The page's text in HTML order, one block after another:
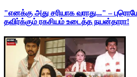
"எனக்கு அது சரியாக வராது..." –
தவிர்க்கும் ரகசியம் உடைத்த நயன்தாரா!